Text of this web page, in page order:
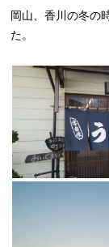
岡山、香川の冬の
た。